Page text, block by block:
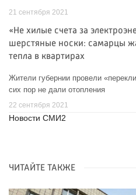
21 сентября 2021
«Не хилые счета за
шерстяные носки: самарцы
тепла в квартирах
Жители губернии провели
сих пор не дали отопления
22 сентября 2021
Новости СМИ2
ЧИТАЙТЕ ТАКЖЕ